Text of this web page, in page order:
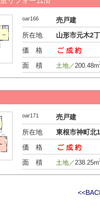
oar166
売戸建
所在地
山形市元木2
価 格
-万円
面 積
土地／ 200.48m
oar171
売戸建
所在地
東根市神町北
価 格
-万円
面 積
土地／ 238.25m